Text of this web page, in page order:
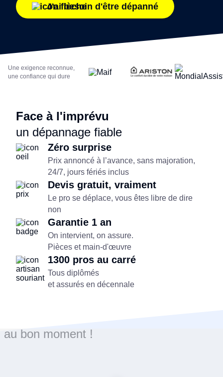
J'ai besoin d'être dépanné
Une exigence reconnue,
une confiance qui dure
Face à l'imprévu
un dépannage fiable
Zéro surprise
Prix annoncé à l’avance, sans majoration,
24/7, jours fériés inclus
Devis gratuit, vraiment
Le pro se déplace, vous êtes libre de dire
non
Garantie 1 an
On intervient, on assure.
Pièces et main-d'œuvre
1300 pros au carré
Tous diplômés
et assurés en décennale
au bon moment !